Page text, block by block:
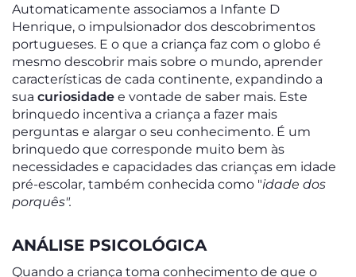
Automaticamente associamos a Infante D
Henrique, o impulsionador dos descobrimentos
portugueses. E o que a criança faz com o globo é
mesmo descobrir mais sobre o mundo, aprender
características de cada continente, expandindo a
sua curiosidade e vontade de saber mais. Este
brinquedo incentiva a criança a fazer mais
perguntas e alargar o seu conhecimento. É um
brinquedo que corresponde muito bem às
necessidades e capacidades das crianças em idade
pré-escolar, também conhecida como "idade dos
porquês".
ANÁLISE PSICOLÓGICA
Quando a criança toma conhecimento de que o